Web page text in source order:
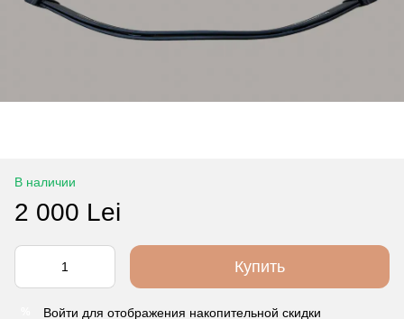
В наличии
2 000 Lei
Купить
Войти для отображения накопительной скидки